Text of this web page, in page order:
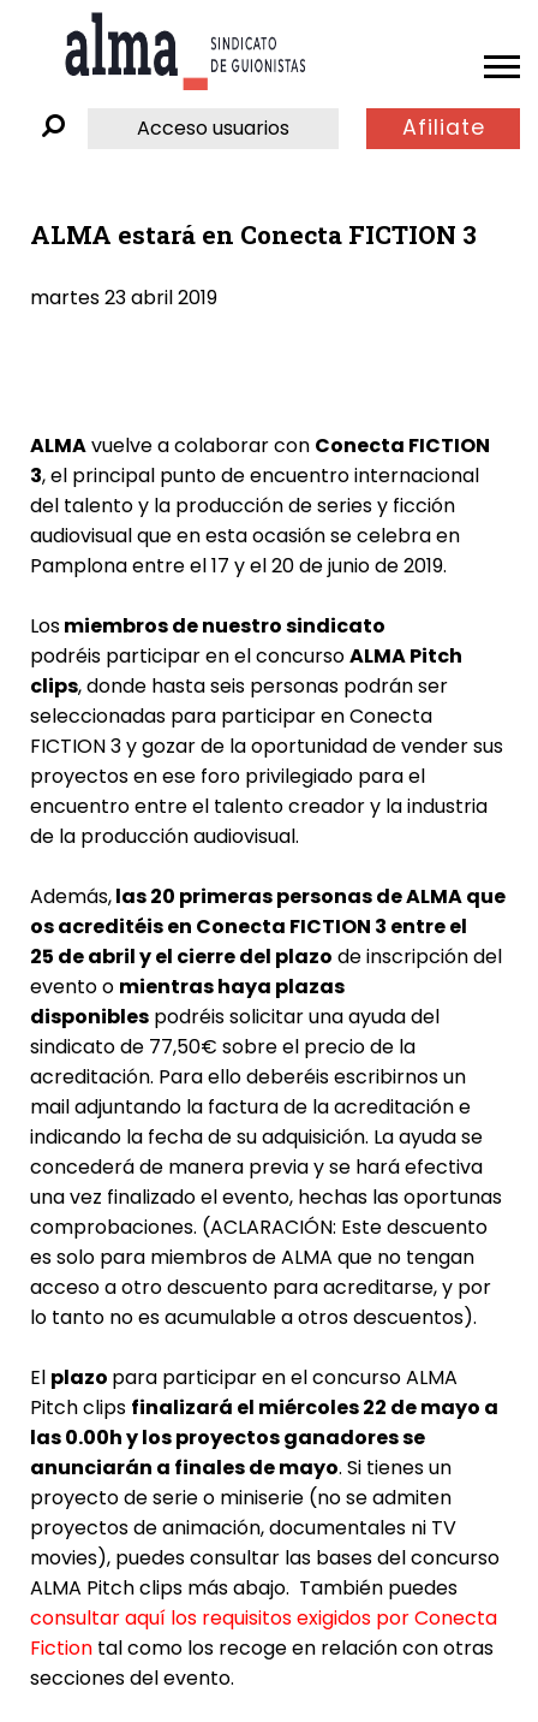
Acceso usuarios Afiliate
ALMA estará en Conecta FICTION 3
martes 23 abril 2019
ALMAvuelve a colaborar con Conecta FICTION
3, el principal punto de encuentro internacional
del talento y la producción de series y ficción
audiovisual que en esta ocasión se celebra en
Pamplona entre el 17 y el 20 de junio de 2019.
Losmiembros de nuestro sindicato
podréis participar en el concursoALMA Pitch
clips, donde hasta seis personas podrán ser
seleccionadas para participar en Conecta
FICTION 3 y gozar de la oportunidad de vender sus
proyectos en ese foro privilegiado para el
encuentro entre el talento creador y la industria
de la producción audiovisual.
Además,las 20 primeras personas de ALMA que
os acreditéis en Conecta FICTION 3 entre el
25 de abril y el cierre del plazo de inscripción del
evento o mientras haya plazas
disponiblespodréis solicitar una ayuda del
sindicato de 77,50€ sobre el precio de la
acreditación. Para ello deberéis escribirnos un
mail adjuntando la factura de la acreditación e
indicando la fecha de su adquisición. La ayuda se
concederá de manera previa y se hará efectiva
una vez finalizado el evento, hechas las oportunas
comprobaciones. (ACLARACIÓN: Este descuento
es solo para miembros de ALMA que no tengan
acceso a otro descuento para acreditarse, y por
lo tanto no es acumulable a otros descuentos).
El plazo para participar en el concurso ALMA
Pitch clips finalizará el miércoles 22 de mayo a
las 0.00h y los proyectos ganadores se
anunciarán a finales de mayo. Si tienes un
proyecto de serie o miniserie (no se admiten
proyectos de animación, documentales ni TV
movies), puedes consultar las bases del concurso
ALMA Pitch clips más abajo. También puedes
consultar aquí los requisitos exigidos por Conecta
Fictiontal como los recoge en relación con otras
secciones del evento.